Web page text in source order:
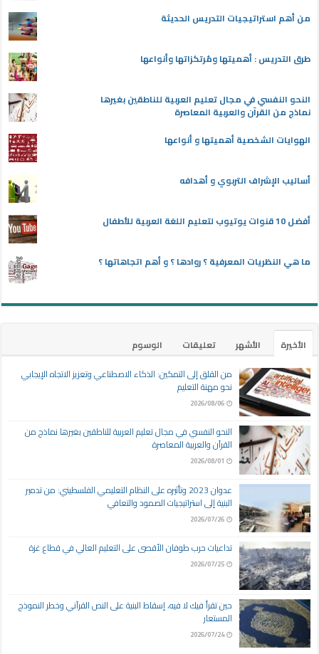
من أهم استراتيجيات التدريس الحديثة
طرق التدريس : أهميتها ومُرتكزاتها وأنواعها
النحو النفسي في مجال تعليم العربية للناطقين بغيرها
نماذج من القرآن والعربية المعاصرة
الهوايات الشخصية أهميتها و أنواعها
أساليب الإشراف التربوي و أهدافه
أفضل 10 قنوات يوتيوب لتعليم اللغة العربية للأطفال
ما هي النظريات المعرفية ؟ روادها ؟ و أهم اتجاهاتها ؟
الأخيرة الأشهر تعليقات
الوسوم
من القلق إلى التمكين: الذكاء الاصطناعي وتعزيز الاتجاه الإيجابي
نحو مهنة التعليم
2026/08/06
النحو النفسي في مجال تعليم العربية للناطقين بغيرها نماذج من
القرآن والعربية المعاصرة
2026/08/01
عدوان 2023 وتأثيره على النظام التعليمي الفلسطيني: من تدمير
البنية إلى استراتيجيات الصمود والتعافي
2026/07/26
تداعيات حرب طوفان الأقصى على التعليم العالي في قطاع غزة
2026/07/25
حين تقرأ فيك لا فيه، إسقاط البنية على النص القرآني وخطر النموذج
المستعار
2026/07/24